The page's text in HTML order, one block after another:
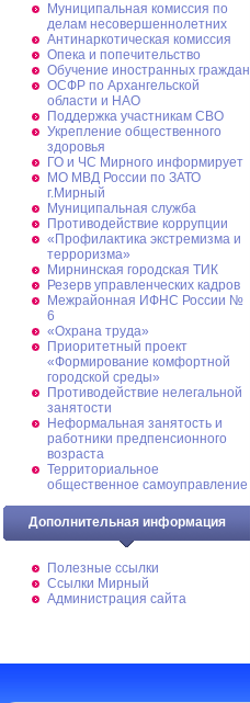
Муниципальная комиссия по
делам несовершеннолетних
Антинаркотическая комиссия
Опека и попечительство
Обучение иностранных граждан
ОСФР по Архангельской
области и НАО
Поддержка участникам СВО
Укрепление общественного
здоровья
ГО и ЧС Мирного информирует
МО МВД России по ЗАТО
г.Мирный
Муниципальная cлужба
Противодействие коррупции
«Профилактика экстремизма и
терроризма»
Мирнинская городская ТИК
Резерв управленческих кадров
Межрайонная ИФНС России №
6
«Охрана труда»
Приоритетный проект
«Формирование комфортной
городской среды»
Противодействие нелегальной
занятости
Неформальная занятость и
работники предпенсионного
возраста
Территориальное
общественное самоуправление
Дополнительная информация
Полезные ссылки
Ссылки Мирный
Администрация сайта